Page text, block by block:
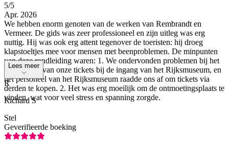
5/5
Apr. 2026
We hebben enorm genoten van de werken van Rembrandt en
Vermeer. De gids was zeer professioneel en zijn uitleg was erg
nuttig. Hij was ook erg attent tegenover de toeristen: hij droeg
klapstoeltjes mee voor mensen met beenproblemen. De minpunten
van deze rondleiding waren: 1. We ondervonden problemen bij het
controleren van onze tickets bij de ingang van het Rijksmuseum, en
het personeel van het Rijksmuseum raadde ons af om tickets via
derden te kopen. 2. Het was erg moeilijk om de ontmoetingsplaats te
vinden, wat voor veel stress en spanning zorgde.
Lees meer
R
Richard S
Stel
Geverifieerde boeking